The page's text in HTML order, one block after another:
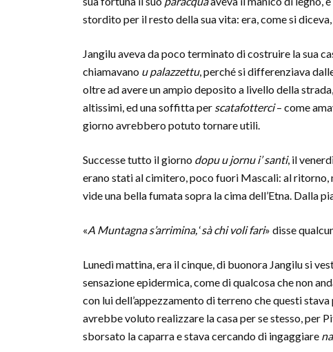
stordito per il resto della sua vita: era, come si diceva,
Jangilu aveva da poco terminato di costruire la sua
chiamavano u palazzettu, perché si differenziava
oltre ad avere un ampio deposito a livello della
altissimi, ed una soffitta per scatafotterci– come
giorno avrebbero potuto tornare utili.
Successe tutto il giorno dopu u jornu i’ santi, il
erano stati al cimitero, poco fuori Mascali: al ritorno,
vide una bella fumata sopra la cima dell’Etna. Dalla
«A Muntagna s’arrimina,‘sà chi voli fari» disse
Lunedì mattina, era il cinque, di buonora Jangilu si
sensazione epidermica, come di qualcosa che non
con lui dell’appezzamento di terreno che questi
avrebbe voluto realizzare la casa per se stesso, per
sborsato la caparra e stava cercando di ingaggiare